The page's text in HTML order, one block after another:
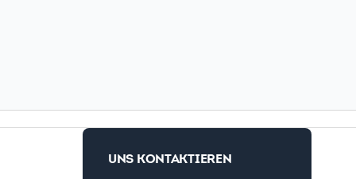
UNS KONTAKTIEREN